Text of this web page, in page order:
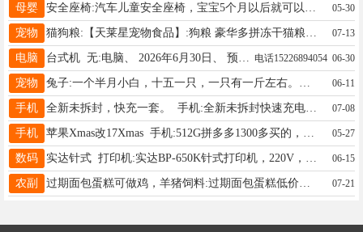
母婴 05-30
宠物 07-13
电脑 电话15226894054 06-30
宠物 06-11
手机 全新未拆封，快充一套。 手机:全新未拆封快速充电器一套。 预售:35元 电话15530947780 07-08
手机 05-27
数码 06-15
农副 07-21